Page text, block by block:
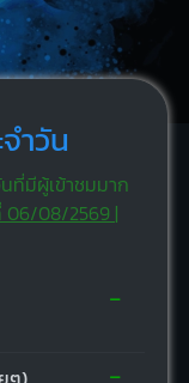
ำวัน
ที่มีผู้เข้าชมมาก
06/08/2569 |
-